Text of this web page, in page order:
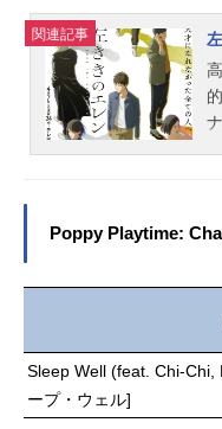
6
関連記事
Poppy Playtime:
Sleep Well (feat. Chi-Chi,
ープ・ウェル]